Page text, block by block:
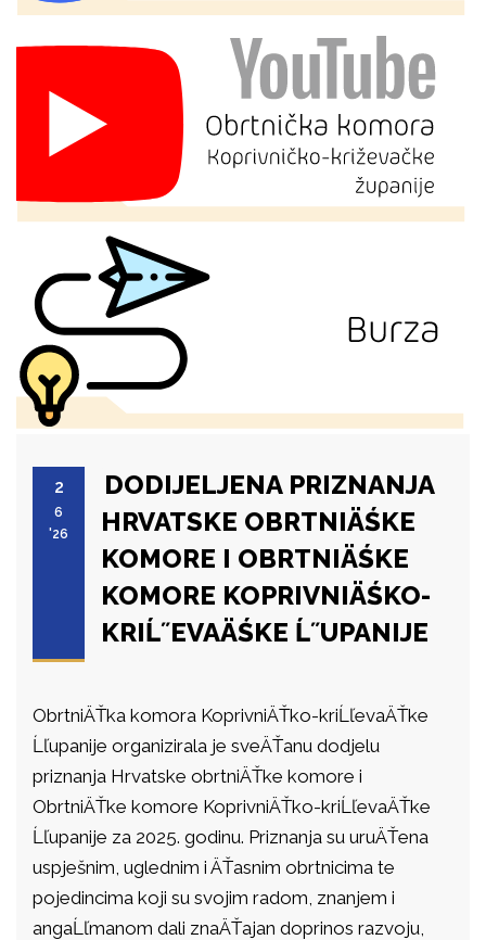
2
6
'26
DODIJELJENA PRIZNANJA
HRVATSKE OBRTNIÄŚKE
KOMORE I OBRTNIÄŚKE
KOMORE KOPRIVNIÄŚKO-
KRIĹ˝EVAÄŚKE Ĺ˝UPANIJE
ObrtniÄŤka komora KoprivniÄŤko-kriĹľevaÄŤke
Ĺľupanije organizirala je sveÄŤanu dodjelu
priznanja Hrvatske obrtniÄŤke komore i
ObrtniÄŤke komore KoprivniÄŤko-kriĹľevaÄŤke
Ĺľupanije za 2025. godinu. Priznanja su uruÄŤena
uspješnim, uglednim i ÄŤasnim obrtnicima te
pojedincima koji su svojim radom, znanjem i
angaĹľmanom dali znaÄŤajan doprinos razvoju,